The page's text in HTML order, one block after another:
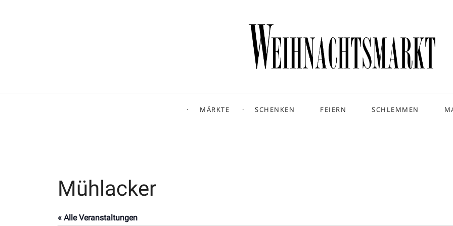
MÄRKTE SCHENKEN FEIERN SCHLEMMEN
Mühlacker
« Alle Veranstaltungen